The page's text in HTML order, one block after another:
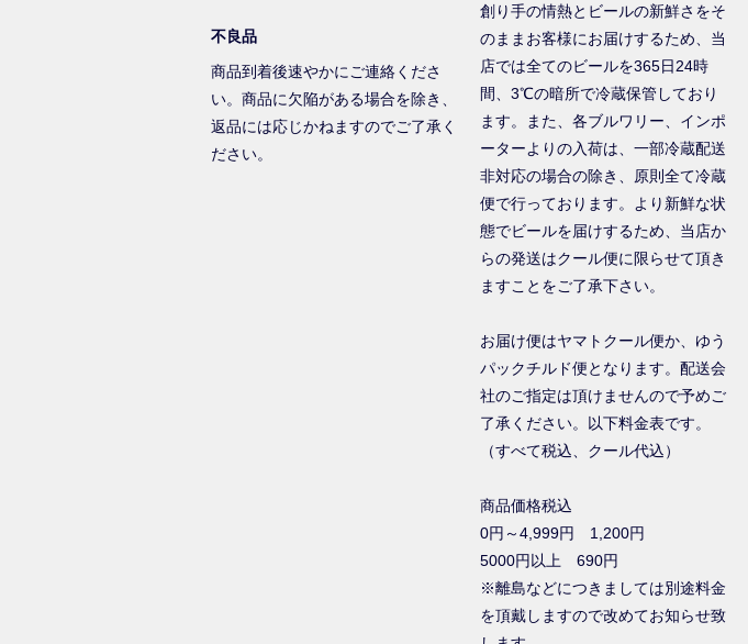
不良品
商品到着後速やかにご連絡くださ
い。商品に欠陥がある場合を除き、
返品には応じかねますのでご了承く
ださい。
創り手の情熱とビールの新鮮さをそ
のままお客様にお届けするため、当
店では全てのビールを365日24時
間、3℃の暗所で冷蔵保管しており
ます。また、各ブルワリー、インポ
ーターよりの入荷は、一部冷蔵配送
非対応の場合の除き、原則全て冷蔵
便で行っております。より新鮮な状
態でビールを届けするため、当店か
らの発送はクール便に限らせて頂き
ますことをご了承下さい。
お届け便はヤマトクール便か、ゆう
パックチルド便となります。配送会
社のご指定は頂けませんので予めご
了承ください。以下料金表です。
（すべて税込、クール代込）
商品価格税込
0円～4,999円 1,200円
5000円以上 690円
※離島などにつきましては別途料金
を頂戴しますので改めてお知らせ致